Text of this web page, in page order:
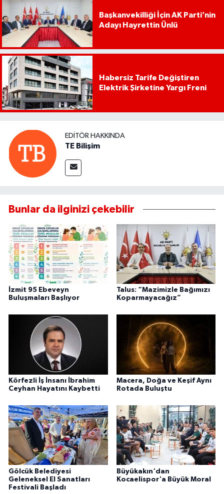
Başkanvekilliği İçin AK Parti’nin
Adayı Hayrettin Ünlü
Habersiz Tarife Değiştiren
Elektrik Şirketine Yargı Freni
EDITÖR HAKKINDA
TE Bilişim
Bunlar da ilginizi çekebilir
İzmit 95 Ebeveyn
Buluşmaları Başlıyor
Talus: “Mazimizle Bağımızı
Koparmayacağız”
Körfezli İş İnsanı İbrahim
Ceyhan Hayatını Kaybetti
Macera, Doğa ve Keşif Aynı
Rotada Buluştu
Gölcük Belediyesi
Geleneksel El Sanatları
Festivali Başladı
Büyükakın'dan
Kocaelispor'a Büyük Moral